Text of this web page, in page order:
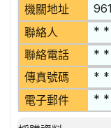
機關地址
聯絡人 *
聯絡電話 *
傳真號碼 *
電子郵件 *